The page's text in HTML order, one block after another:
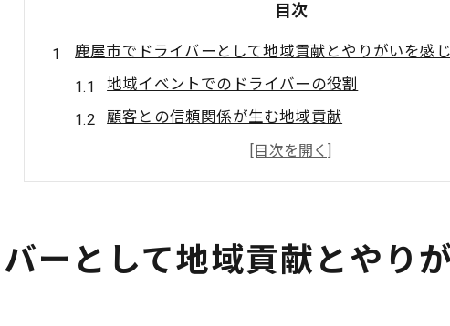
目次
鹿屋市でドライバーとして地域貢献とやりがいを感
地域イベントでのドライバーの役割
顧客との信頼関係が生む地域貢献
地元企業との連携による相乗効果
ドライバーの声：やりがいを感じる瞬間
大型ドライバーとしての誇りと責任
大型ドライバーが語る鹿屋市ルート配送の魅力とは
ーとして地域貢献とやり